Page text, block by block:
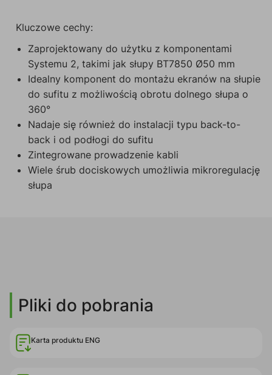
Kluczowe cechy:
Zaprojektowany do użytku z komponentami
Systemu 2, takimi jak słupy BT7850 Ø50 mm
Idealny komponent do montażu ekranów na słupie
do sufitu z możliwością obrotu dolnego słupa o
360°
Nadaje się również do instalacji typu back-to-
back i od podłogi do sufitu
Zintegrowane prowadzenie kabli
Wiele śrub dociskowych umożliwia mikroregulację
słupa
Pliki do pobrania
Karta produktu ENG